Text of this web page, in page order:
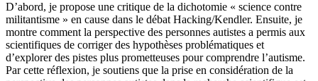
D’abord, je propose une critique de la dichotomie « science contre
militantisme » en cause dans le débat Hacking/Kendler. Ensuite, je
montre comment la perspective des personnes autistes a permis aux
scientifiques de corriger des hypothèses problématiques et
d’explorer des pistes plus prometteuses pour comprendre l’autisme.
Par cette réflexion, je soutiens que la prise en considération de la